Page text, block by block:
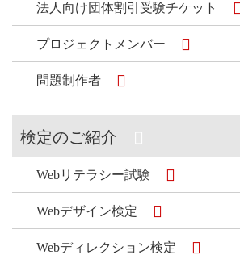
法人向け団体割引受験チケット
プロジェクトメンバー
問題制作者
検定のご紹介
Webリテラシー試験
Webデザイン検定
Webディレクション検定